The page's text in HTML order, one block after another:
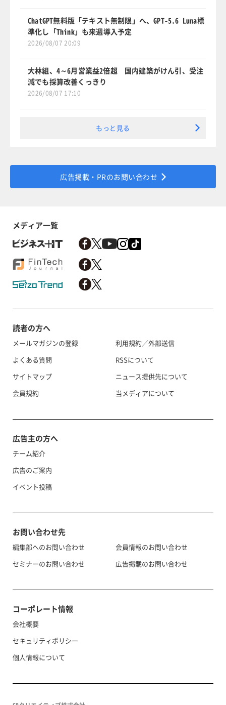
ChatGPT無料版「テキスト無制限」へ、GPT-5.6 Luna標
準化し「Think」も来週導入予定
2026/08/07 20:09
大林組、4～6月営業益2倍超 国内建築がけん引、受注
減でも採算改善くっきり
2026/08/07 17:10
もっと見る
広告掲載・PRのお問い合わせ
メディア一覧
読者の方へ
メールマガジンの登録
よくある質問
サイトマップ
会員規約
利用規約／外部送信
RSSについて
ニュース提供先について
当メディアについて
広告主の方へ
チーム紹介
広告のご案内
イベント投稿
お問い合わせ先
編集部へのお問い合わせ
セミナーのお問い合わせ
会員情報のお問い合わせ
広告掲載のお問い合わせ
コーポレート情報
会社概要
セキュリティポリシー
個人情報について